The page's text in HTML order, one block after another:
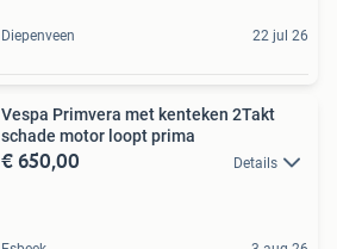
Diepenveen 22 jul 26
Vespa Primvera met kenteken 2Takt
schade motor loopt prima
€ 650,00 Details